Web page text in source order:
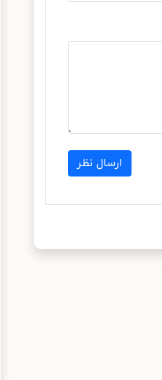
ارسال نظر